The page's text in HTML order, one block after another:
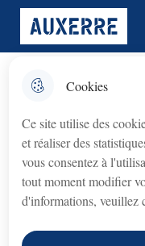
Cookies
Ce site utilise des
et réaliser des
vous consentez à
tout moment modifier
d'informations, veuillez
Aller
au
menu
Aller à la
recherche
𝗙𝗲𝗿𝗺𝗲𝘁𝘂𝗿𝗲
𝗯𝘂𝗿𝗲𝗮𝘂 𝗱𝘂
𝗠𝘂𝗻𝗶𝗰𝗶𝗽𝗮𝗹
Le bureau duCrédit
serafermé du lundi
inclus.
Le servicerouvrira
Ville
Accueil
Découvrez les
enfants pendant